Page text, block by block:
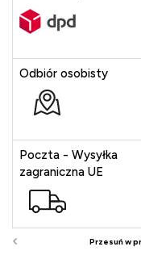
Odbiór osobisty
Poczta - Wysyłka
zagraniczna UE